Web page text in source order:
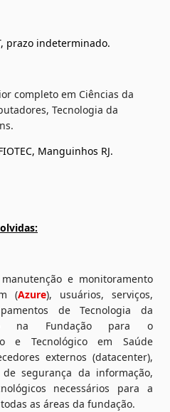
prazo indeterminado.
completo em Ciências da
Tecnologia da
Manguinhos RJ.
e monitoramento
(Azure), usuários, serviços,
de Tecnologia da
na Fundação para o
e Tecnológico em Saúde
externos (datacenter),
segurança da informação,
necessários para a
as áreas da fundação.